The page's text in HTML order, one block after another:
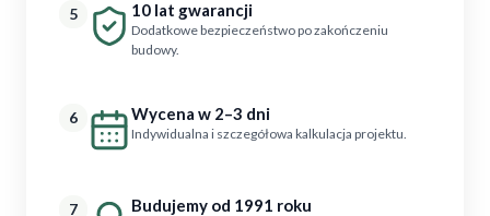
5 10 lat gwarancji
Dodatkowe bezpieczeństwo po zakończeniu
budowy.
6 Wycena w 2–3 dni
Indywidualna i szczegółowa kalkulacja projektu.
7 Budujemy od 1991 roku